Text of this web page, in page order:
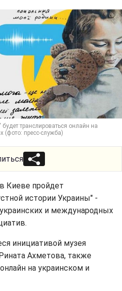
транслироваться онлайн на
(фото: пресс-служба)
Киеве пройдет
истории Украины" -
и международных
инициативой музея
Ахметова, также
на украинском и